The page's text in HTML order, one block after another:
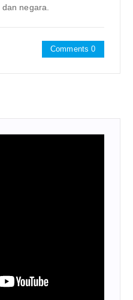
negara.
Comments 0